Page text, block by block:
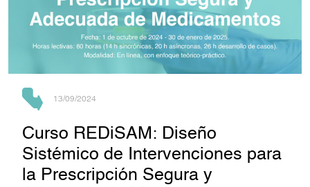
13/09/2024
Curso REDiSAM: Diseño
Sistémico de Intervenciones para
la Prescripción Segura y